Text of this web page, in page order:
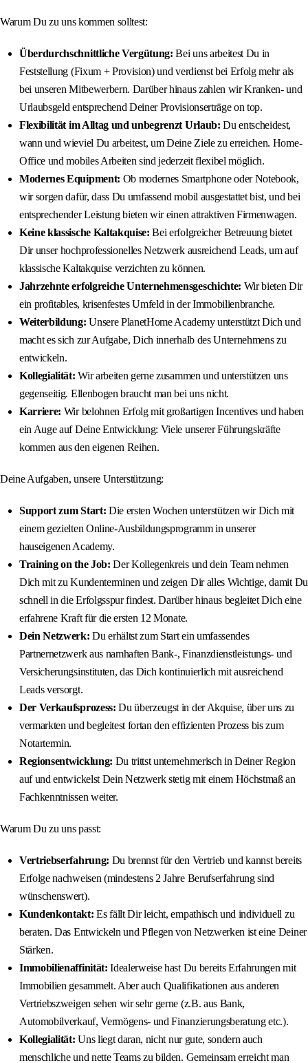
Warum Du zu uns kommen solltest:
Überdurchschnittliche Vergütung: Bei uns arbeitest Du in
Feststellung (Fixum + Provision) und verdienst bei Erfolg mehr als
bei unseren Mitbewerbern. Darüber hinaus zahlen wir Kranken- und
Urlaubsgeld entsprechend Deiner Provisionserträge on top.
Flexibilität im Alltag und unbegrenzt Urlaub: Du entscheidest,
wann und wieviel Du arbeitest, um Deine Ziele zu erreichen. Home-
Office und mobiles Arbeiten sind jederzeit flexibel möglich.
Modernes Equipment: Ob modernes Smartphone oder Notebook,
wir sorgen dafür, dass Du umfassend mobil ausgestattet bist, und bei
entsprechender Leistung bieten wir einen attraktiven Firmenwagen.
Keine klassische Kaltakquise: Bei erfolgreicher Betreuung bietet
Dir unser hochprofessionelles Netzwerk ausreichend Leads, um auf
klassische Kaltakquise verzichten zu können.
Jahrzehnte erfolgreiche Unternehmensgeschichte: Wir bieten Dir
ein profitables, krisenfestes Umfeld in der Immobilienbranche.
Weiterbildung: Unsere PlanetHome Academy unterstützt Dich und
macht es sich zur Aufgabe, Dich innerhalb des Unternehmens zu
entwickeln.
Kollegialität: Wir arbeiten gerne zusammen und unterstützen uns
gegenseitig. Ellenbogen braucht man bei uns nicht.
Karriere: Wir belohnen Erfolg mit großartigen Incentives und haben
ein Auge auf Deine Entwicklung: Viele unserer Führungskräfte
kommen aus den eigenen Reihen.
Deine Aufgaben, unsere Unterstützung:
Support zum Start: Die ersten Wochen unterstützen wir Dich mit
einem gezielten Online-Ausbildungsprogramm in unserer
hauseigenen Academy.
Training on the Job: Der Kollegenkreis und dein Team nehmen
Dich mit zu Kundenterminen und zeigen Dir alles Wichtige, damit Du
schnell in die Erfolgsspur findest. Darüber hinaus begleitet Dich eine
erfahrene Kraft für die ersten 12 Monate.
Dein Netzwerk: Du erhältst zum Start ein umfassendes
Partnernetzwerk aus namhaften Bank-, Finanzdienstleistungs- und
Versicherungsinstituten, das Dich kontinuierlich mit ausreichend
Leads versorgt.
Der Verkaufsprozess: Du überzeugst in der Akquise, über uns zu
vermarkten und begleitest fortan den effizienten Prozess bis zum
Notartermin.
Regionsentwicklung: Du trittst unternehmerisch in Deiner Region
auf und entwickelst Dein Netzwerk stetig mit einem Höchstmaß an
Fachkenntnissen weiter.
Warum Du zu uns passt:
Vertriebserfahrung: Du brennst für den Vertrieb und kannst bereits
Erfolge nachweisen (mindestens 2 Jahre Berufserfahrung sind
wünschenswert).
Kundenkontakt: Es fällt Dir leicht, empathisch und individuell zu
beraten. Das Entwickeln und Pflegen von Netzwerken ist eine Deiner
Stärken.
Immobilienaffinität: Idealerweise hast Du bereits Erfahrungen mit
Immobilien gesammelt. Aber auch Qualifikationen aus anderen
Vertriebszweigen sehen wir sehr gerne (z.B. aus Bank,
Automobilverkauf, Vermögens- und Finanzierungsberatung etc.).
Kollegialität: Uns liegt daran, nicht nur gute, sondern auch
menschliche und nette Teams zu bilden. Gemeinsam erreicht man